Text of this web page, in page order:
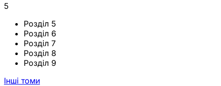
5
Розділ 5
Розділ 6
Розділ 7
Розділ 8
Розділ 9
Інші томи